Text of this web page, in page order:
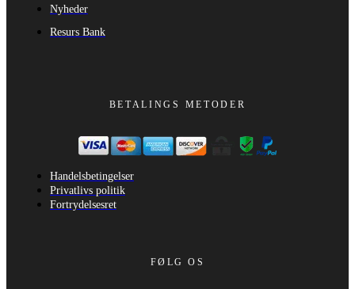
Nyheder
Resurs Bank
BETALINGS METODER
Handelsbetingelser
Privatlivs politik
Fortrydelsesret
FØLG OS